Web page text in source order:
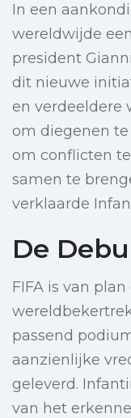
In een
wereldwijde
president
dit nieuwe
en verdeeldere
om diegenen
om conflicten
samen te
verklaarde
De
FIFA is van
passend
aanzienlijke
geleverd.
van het